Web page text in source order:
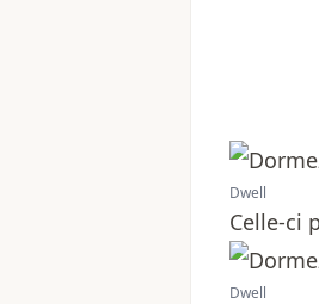
Dwell
Celle-ci
Dwell